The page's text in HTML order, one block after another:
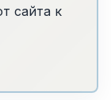
сайта к